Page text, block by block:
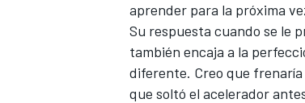
aprender para la próxima
Su respuesta cuando se le
también encaja a la
diferente. Creo que
que soltó el acelerador